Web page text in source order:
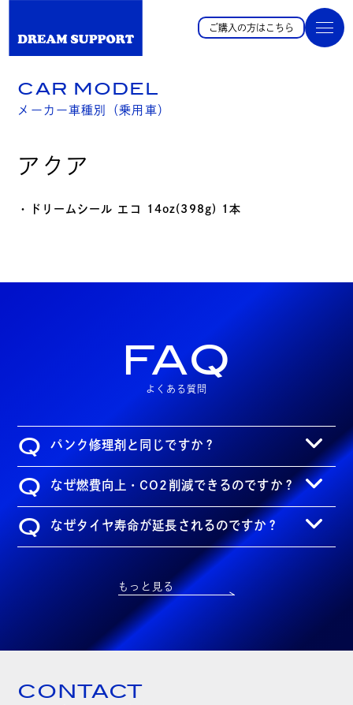
ご購入の方はこちら
CAR MODEL
メーカー車種別（乗用車）
アクア
・ドリームシール エコ 14oz(398g) 1本
FAQ
よくある質問
Q パンク修理剤と同じですか？
Q なぜ燃費向上・CO2削減できるのですか？
Q なぜタイヤ寿命が延長されるのですか？
もっと見る
CONTACT